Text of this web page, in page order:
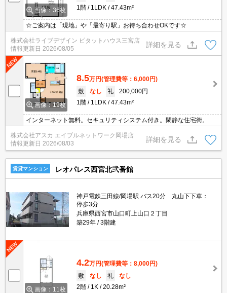
画像：36枚
1階
1LDK 47.43m²
☆ご案内は「現地」や「最寄り駅」お待ち合わせOKです☆
株式会社ライブデザイン ピタットハウス三宮店
情報更新日 2026/08/05
詳細を見る
画像：19枚
8.5万円(管理費等：6,000円)
敷
なし 礼
200,000円
1階
1LDK 47.43m²
インターネット無料。セキュリティシステム付き。閑静な住宅街。
株式会社アスカ エイブルネットワーク岡場店
情報更新日 2026/08/03
詳細を見る
賃貸マンション レオパレス西宮北弐番館
神戸電鉄三田線/岡場駅 バス20分 丸山下下車：
停歩3分
兵庫県西宮市山口町上山口２丁目
築29年
3階建
画像：11枚
4.2万円(管理費等：8,000円)
敷
なし 礼
なし
2階
1K 20.28m²